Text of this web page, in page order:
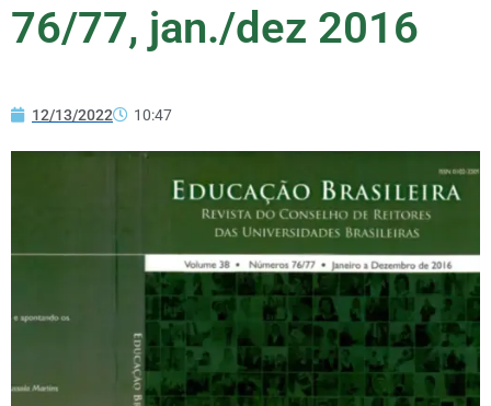
76/77, jan./dez 2016
12/13/2022 10:47